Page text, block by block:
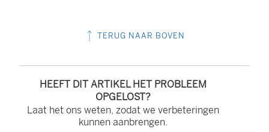
TERUG NAAR BOVEN
HEEFT DIT ARTIKEL HET PROBLEEM
OPGELOST?
Laat het ons weten, zodat we verbeteringen
kunnen aanbrengen.